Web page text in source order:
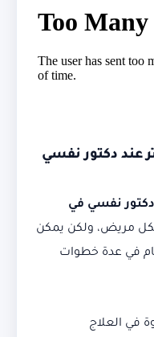
عند دكتور نفسي
دكتور نفسي في
لكل مريض، ولكن يمكن
في عدة خطوات
في العلاج